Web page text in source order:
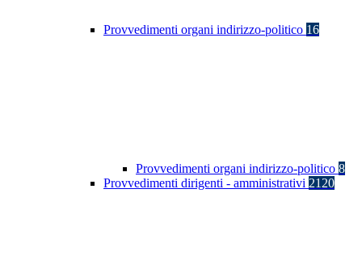
Provvedimenti organi indirizzo-politico 16
Provvedimenti organi indirizzo-politico 8
Provvedimenti dirigenti - amministrativi 2120